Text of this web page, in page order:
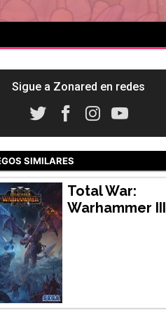
Sigue a Zonared en redes
SIMILARES
Total War:
Warhammer III